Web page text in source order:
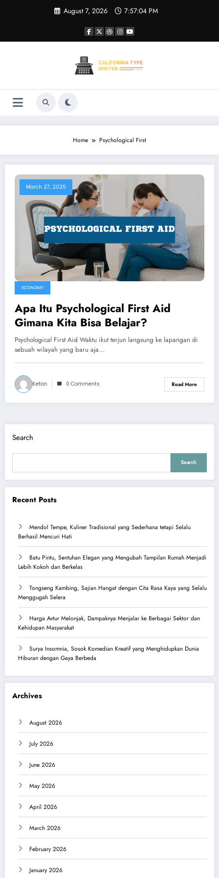
August 7, 2026 7:57:04 PM
Home Psychological First
March 27, 2025
ECONOMY
Apa Itu Psychological First Aid
Gimana Kita Bisa Belajar?
Psychological First Aid Waktu ikut terjun langsung ke lapangan di
sebuah wilayah yang baru aja…
Ketan 0 Comments Read More
Search
Search
Recent Posts
Mendol Tempe, Kuliner Tradisional yang Sederhana tetapi Selalu
Berhasil Mencuri Hati
Batu Pintu, Sentuhan Elegan yang Mengubah Tampilan Rumah Menjadi
Lebih Kokoh dan Berkelas
Tongseng Kambing, Sajian Hangat dengan Cita Rasa Kaya yang Selalu
Menggugah Selera
Harga Avtur Melonjak, Dampaknya Menjalar ke Berbagai Sektor dan
Kehidupan Masyarakat
Surya Insomnia, Sosok Komedian Kreatif yang Menghidupkan Dunia
Hiburan dengan Gaya Berbeda
Archives
August 2026
July 2026
June 2026
May 2026
April 2026
March 2026
February 2026
January 2026